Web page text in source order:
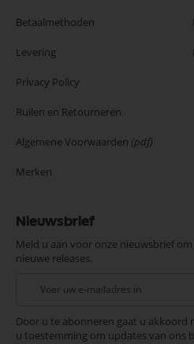
Betaalmethoden
Levering
Privacy Policy
Ruilen en Retourneren
Algemene Voorwaarden (pdf)
Merken
Nieuwsbrief
Meld u aan voor onze nieuwsbrief
nieuwe releases.
onze
nieuwsbrief
Door u te abonneren gaat u akkoord
u toestemming om updates van ons